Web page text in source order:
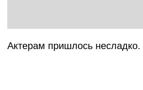
Актерам пришлось несладко.